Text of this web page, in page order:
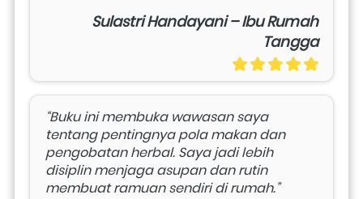
Sulastri Handayani – Ibu Rumah
Tangga
“Buku ini membuka wawasan saya
tentang pentingnya pola makan dan
pengobatan herbal. Saya jadi lebih
disiplin menjaga asupan dan rutin
membuat ramuan sendiri di rumah.”